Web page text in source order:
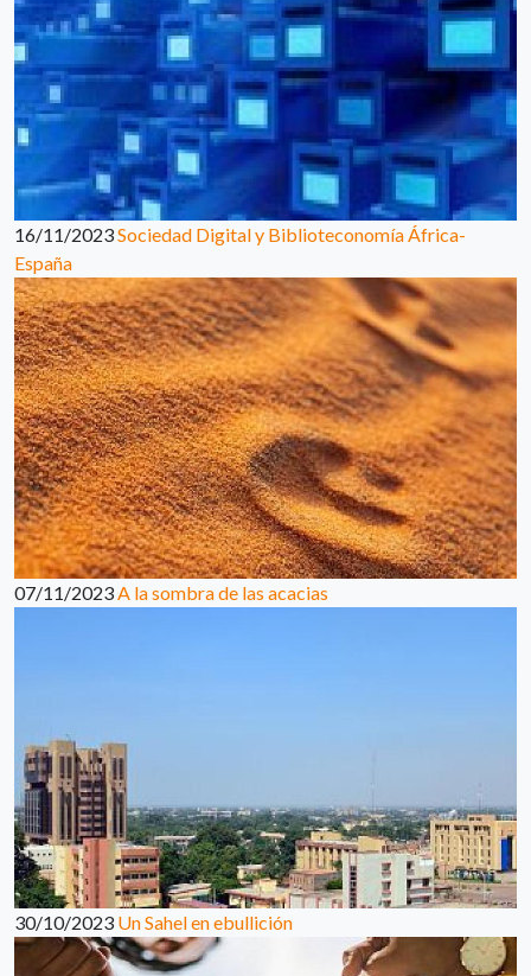
16/11/2023Sociedad Digital y Biblioteconomía África-
España
07/11/2023A la sombra de las acacias
30/10/2023 Un Sahel en ebullición